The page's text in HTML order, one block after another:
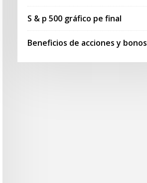
S & p 500 gráfico pe final
Beneficios de acciones y bonos